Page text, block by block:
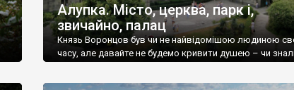
Алупка. Місто, церква, парк і,
звичайно, палац
Князь Воронцов був чи не найвідомішою людиною
часу, але давайте не будемо кривити душею – чи